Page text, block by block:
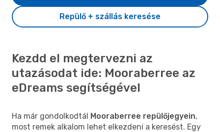
Repülő + szállás keresése
Kezdd el megtervezni az
utazásodat ide: Mooraberree az
eDreams segítségével
Ha már gondolkodtál Mooraberree repülőjegyein,
most remek alkalom lehet elkezdeni a keresést. Egy